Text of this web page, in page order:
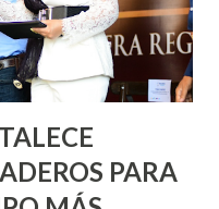
27 de Septiembre, en
en la comunidad
de...
PARA